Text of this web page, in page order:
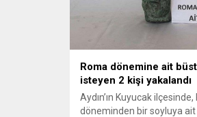
Roma dönemine ait
isteyen 2 kişi yakalandı
Aydın’ın Kuyucak
döneminden bir soyluya